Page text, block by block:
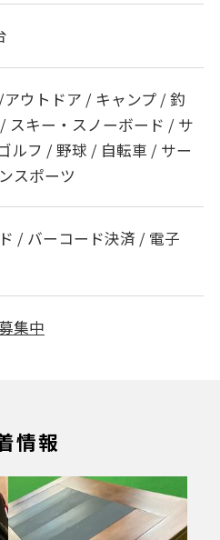
ウトドア / キャンプ / 釣
スキー・スノーボード / サ
ルフ / 野球 / 自転車 / サー
スポーツ
/ バーコード決済 / 電子
集中
情報